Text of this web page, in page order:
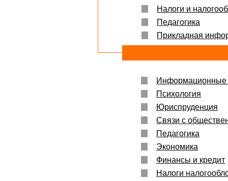
Защита прошла на отлично. Спасибо
06.10.2017
Большое спасибо Вам и автору!!! Это
что нужно!!!!!
Спасибо, что ВЫ есть!!!
Налоги и
Педагогика
Прикладная
Информационные
Психология
Юриспруденция
Связи с
Педагогика
Экономика
Финансы и кредит
Налоги